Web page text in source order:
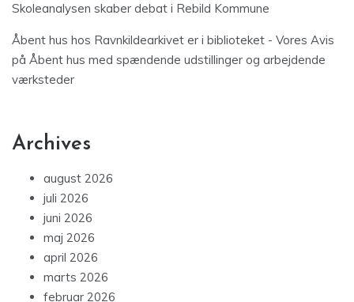
Skoleanalysen skaber debat i Rebild Kommune
Åbent hus hos Ravnkildearkivet er i biblioteket - Vores Avis
på Åbent hus med spændende udstillinger og arbejdende
værksteder
Archives
august 2026
juli 2026
juni 2026
maj 2026
april 2026
marts 2026
februar 2026